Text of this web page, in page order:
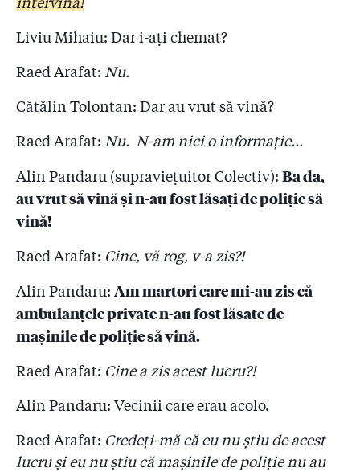
Liviu Mihaiu: Dar i-ați chemat?
Raed Arafat: Nu.
Cătălin Tolontan: Dar au vrut să vină?
Raed Arafat: Nu. N-am nici o informație...
Alin Pandaru (supraviețuitor Colectiv): Ba da,
au vrut să vină și n-au fost lăsați de poliție să
vină!
Raed Arafat: Cine, vă rog, v-a zis?!
Alin Pandaru: Am martori care mi-au zis că
ambulanțele private n-au fost lăsate de
mașinile de poliție să vină.
Raed Arafat: Cine a zis acest lucru?!
Alin Pandaru: Vecinii care erau acolo.
Raed Arafat: Credeți-mă că eu nu știu de acest
lucru și eu nu știu că mașinile de poliție nu au